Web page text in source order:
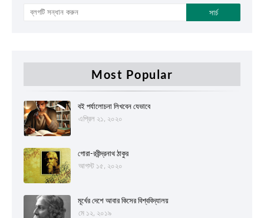
Most Popular
বই পর্যালোচনা লিখবেন যেভাবে
এপ্রিল ২১, ২০২০
গোরা-রবীন্দ্রনাথ ঠাকুর
আগস্ট ১৫, ২০২০
মূর্খের দেশে আবার কিসের বিশ্ববিদ্যালয়
মে ১২, ২০১৯